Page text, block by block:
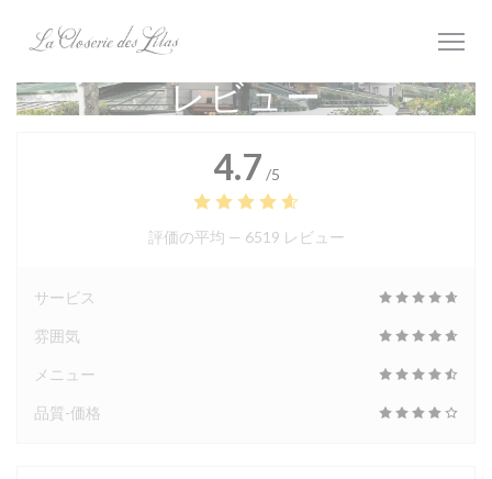
レビュー
4.7 /5
評価の平均 — 6519 レビュー
サービス
雰囲気
メニュー
品質-価格